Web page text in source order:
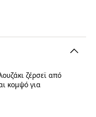
ζέρσεϊ από
κομψό για